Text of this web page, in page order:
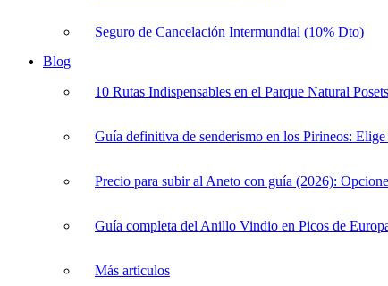
Seguro de Cancelación Intermundial (10% Dto)
Blog
10 Rutas Indispensables en el Parque Natural
Guía definitiva de senderismo en los Pirineos:
Precio para subir al Aneto con guía (2026):
Guía completa del Anillo Vindio en Picos de
Más artículos